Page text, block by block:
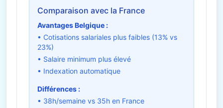
Comparaison avec la France
Avantages Belgique :
• Cotisations salariales plus faibles (13% vs
23%)
• Salaire minimum plus élevé
• Indexation automatique
Différences :
• 38h/semaine vs 35h en France